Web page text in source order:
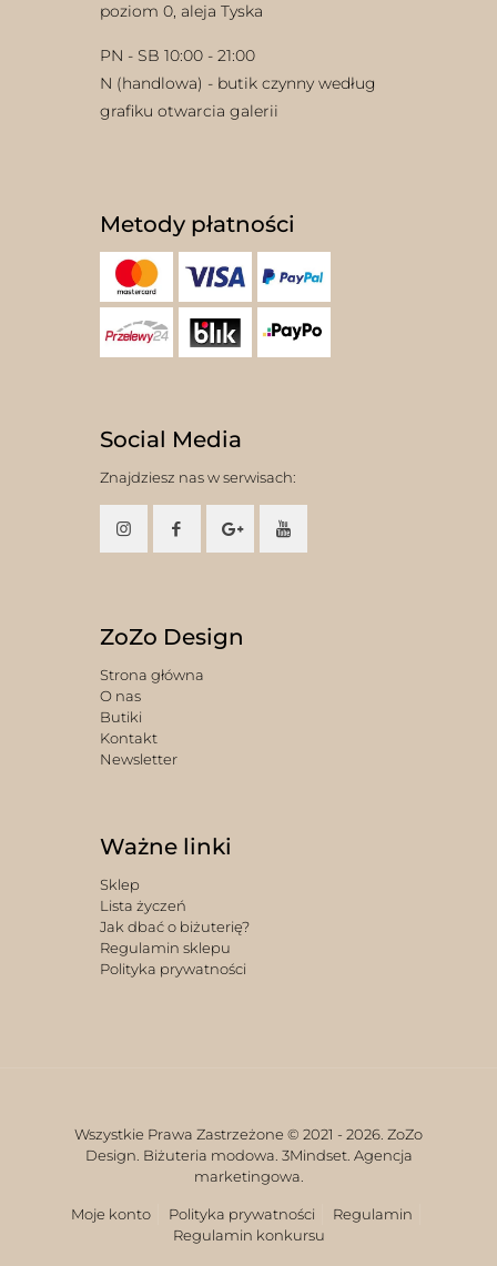
poziom 0, aleja Tyska
PN - SB 10:00 - 21:00
N (handlowa) - butik czynny według
grafiku otwarcia galerii
Metody płatności
Social Media
Znajdziesz nas w serwisach:
ZoZo Design
Strona główna
O nas
Butiki
Kontakt
Newsletter
Ważne linki
Sklep
Lista życzeń
Jak dbać o biżuterię?
Regulamin sklepu
Polityka prywatności
Wszystkie Prawa Zastrzeżone © 2021 - 2026. ZoZo
Design. Biżuteria modowa. 3Mindset. Agencja
marketingowa.
Moje konto Polityka prywatności
Regulamin
Regulamin konkursu